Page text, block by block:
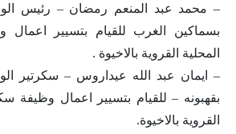
– محمد عبد المنعم رمضان – رئيس
بسماكين الغرب للقيام بتسيير اعمال
المحلية القروية بالاخيوة .
– ايمان عبد الله عيداروس – سكرتير
بقهبونه – للقيام بتسيير اعمال وظيفة
القروية بالاخيوة.